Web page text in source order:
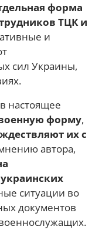
форма
ТЦК и
и
сил Украины,
настоящее
форму,
их с
автора,
ситуации во
документов